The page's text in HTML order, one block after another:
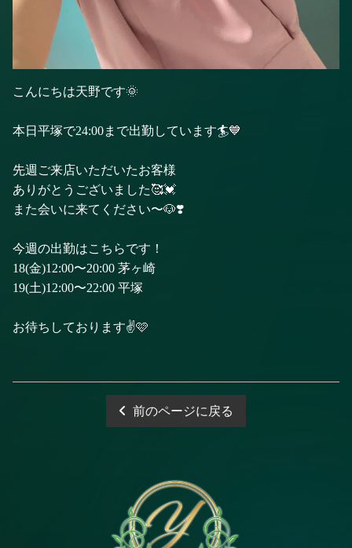
こんにちは天野です🌞
本日平塚で24:00まで出勤しています🏄💙
先週ご来店いただいたお客様
ありがとうございました🥰💓
また会いに来てください〜🐶❣️
今週の出勤はこちらです！
18(金)12:00〜20:00 茅ヶ崎
19(土)12:00〜22:00 平塚
お待ちしております✌️🩷
前のページに戻る